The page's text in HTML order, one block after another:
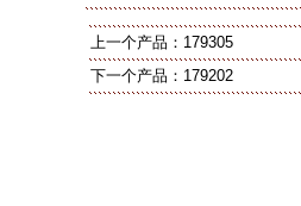
上一个产品： 179305
下一个产品： 179202